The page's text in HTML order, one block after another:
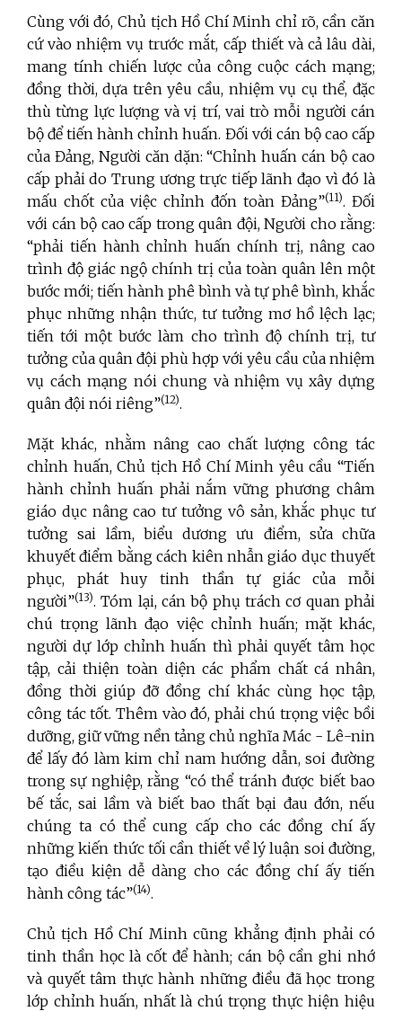
Cùng với đó, Chủ tịch Hồ Chí Minh chỉ rõ, cần căn
cứ vào nhiệm vụ trước mắt, cấp thiết và cả lâu dài,
mang tính chiến lược của công cuộc cách mạng;
đồng thời, dựa trên yêu cầu, nhiệm vụ cụ thể, đặc
thù từng lực lượng và vị trí, vai trò mỗi người cán
bộ để tiến hành chỉnh huấn. Đối với cán bộ cao cấp
của Đảng, Người căn dặn: “Chỉnh huấn cán bộ cao
cấp phải do Trung ương trực tiếp lãnh đạo vì đó là
mấu chốt của việc chỉnh đốn toàn Đảng”(11). Đối
với cán bộ cao cấp trong quân đội, Người cho rằng:
“phải tiến hành chỉnh huấn chính trị, nâng cao
trình độ giác ngộ chính trị của toàn quân lên một
bước mới; tiến hành phê bình và tự phê bình, khắc
phục những nhận thức, tư tưởng mơ hồ lệch lạc;
tiến tới một bước làm cho trình độ chính trị, tư
tưởng của quân đội phù hợp với yêu cầu của nhiệm
vụ cách mạng nói chung và nhiệm vụ xây dựng
quân đội nói riêng”(12).
Mặt khác, nhằm nâng cao chất lượng công tác
chỉnh huấn, Chủ tịch Hồ Chí Minh yêu cầu “Tiến
hành chỉnh huấn phải nắm vững phương châm
giáo dục nâng cao tư tưởng vô sản, khắc phục tư
tưởng sai lầm, biểu dương ưu điểm, sửa chữa
khuyết điểm bằng cách kiên nhẫn giáo dục thuyết
phục, phát huy tinh thần tự giác của mỗi
người”(13). Tóm lại, cán bộ phụ trách cơ quan phải
chú trọng lãnh đạo việc chỉnh huấn; mặt khác,
người dự lớp chỉnh huấn thì phải quyết tâm học
tập, cải thiện toàn diện các phẩm chất cá nhân,
đồng thời giúp đỡ đồng chí khác cùng học tập,
công tác tốt. Thêm vào đó, phải chú trọng việc bồi
dưỡng, giữ vững nền tảng chủ nghĩa Mác - Lê-nin
để lấy đó làm kim chỉ nam hướng dẫn, soi đường
trong sự nghiệp, rằng “có thể tránh được biết bao
bế tắc, sai lầm và biết bao thất bại đau đớn, nếu
chúng ta có thể cung cấp cho các đồng chí ấy
những kiến thức tối cần thiết về lý luận soi đường,
tạo điều kiện dễ dàng cho các đồng chí ấy tiến
hành công tác”(14).
Chủ tịch Hồ Chí Minh cũng khẳng định phải có
tinh thần học là cốt để hành; cán bộ cần ghi nhớ
và quyết tâm thực hành những điều đã học trong
lớp chỉnh huấn, nhất là chú trọng thực hiện hiệu